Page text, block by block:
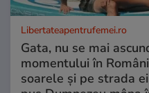
Libertateapentrufemei.ro
Gata, nu se mai
momentului în
soarele și pe strada